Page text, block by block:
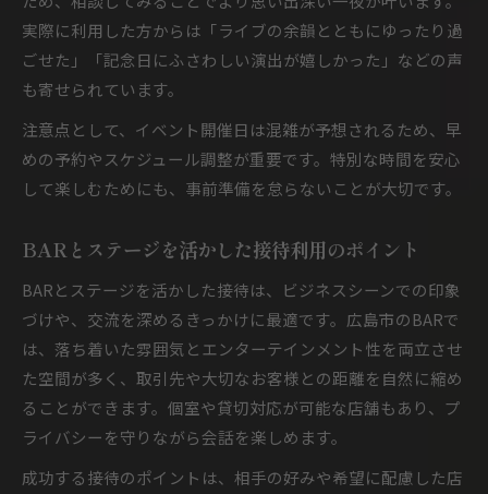
実際に利用した方からは「ライブの余韻とともにゆったり過
ごせた」「記念日にふさわしい演出が嬉しかった」などの声
も寄せられています。
注意点として、イベント開催日は混雑が予想されるため、早
めの予約やスケジュール調整が重要です。特別な時間を安心
して楽しむためにも、事前準備を怠らないことが大切です。
BARとステージを活かした接待利用のポイント
BARとステージを活かした接待は、ビジネスシーンでの印象
づけや、交流を深めるきっかけに最適です。広島市のBARで
は、落ち着いた雰囲気とエンターテインメント性を両立させ
た空間が多く、取引先や大切なお客様との距離を自然に縮め
ることができます。個室や貸切対応が可能な店舗もあり、プ
ライバシーを守りながら会話を楽しめます。
成功する接待のポイントは、相手の好みや希望に配慮した店